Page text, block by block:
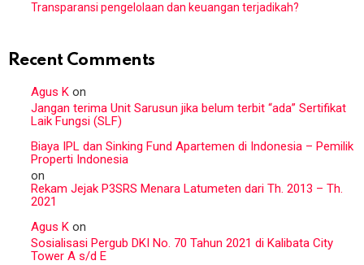
Transparansi pengelolaan dan keuangan terjadikah?
Recent Comments
Agus K on
Jangan terima Unit Sarusun jika belum terbit “ada” Sertifikat
Laik Fungsi (SLF)
Biaya IPL dan Sinking Fund Apartemen di Indonesia – Pemilik
Properti Indonesia
on
Rekam Jejak P3SRS Menara Latumeten dari Th. 2013 – Th.
2021
Agus K on
Sosialisasi Pergub DKI No. 70 Tahun 2021 di Kalibata City
Tower A s/d E